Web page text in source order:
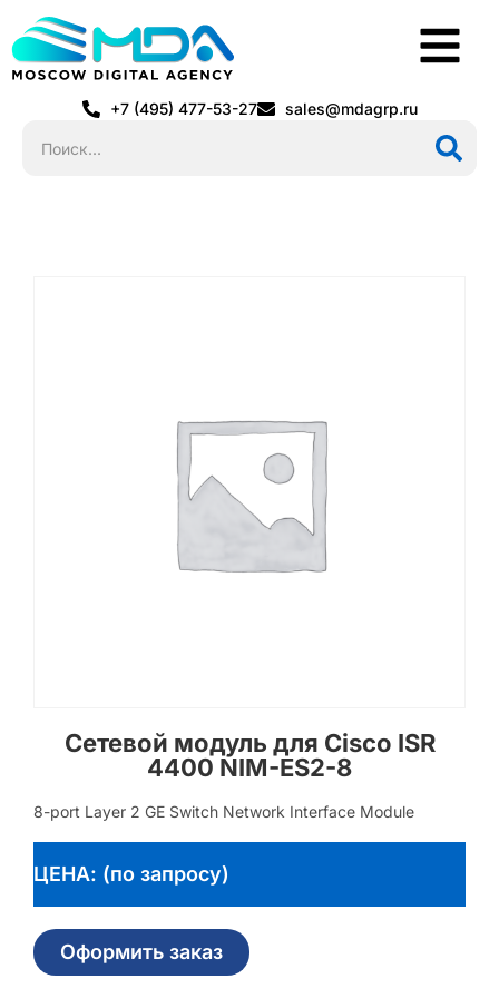
+7 (495) 477-53-27 sales@mdagrp.ru
Сетевой модуль для Cisco ISR
4400 NIM-ES2-8
8-port Layer 2 GE Switch Network Interface Module
ЦЕНА: (по запросу)
Оформить заказ